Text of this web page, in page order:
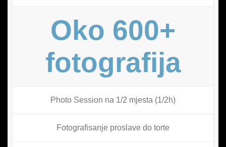
Oko 600+
fotografija
Photo Session na 1/2 mjesta (1/2h)
Fotografisanje proslave do torte